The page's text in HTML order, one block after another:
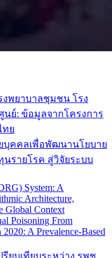
พยาบาลชุมชน โรง
นย์: ข้อมูลจากโครงการ
ทย
บุคคลเพื่อพัฒนานโยบาย
รายโรค สู่วิจัยระบบ
System: A
Architecture,
Global Context
Poisoning From
A Prevalence-Based
ยบเทียบระหว่าง รพช.